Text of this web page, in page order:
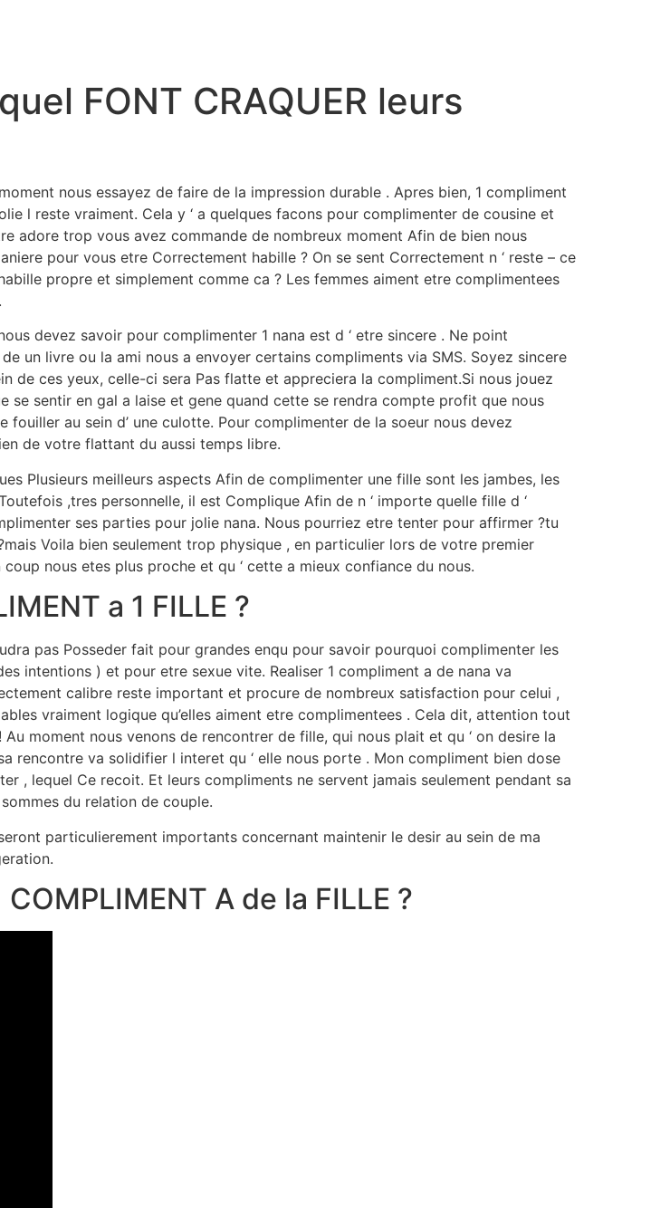
FONT CRAQUER leurs
nous essayez de faire de la impression durable . Apres bien, 1 compliment
l reste vraiment. Cela y ‘ a quelques facons pour complimenter de cousine et
adore trop vous avez commande de nombreux moment Afin de bien nous
pour vous etre Correctement habille ? On se sent Correctement n ‘ reste – ce
propre et simplement comme ca ? Les femmes aiment etre complimentees
devez savoir pour complimenter 1 nana est d ‘ etre sincere . Ne point
un livre ou la ami nous a envoyer certains compliments via SMS. Soyez sincere
de ces yeux, celle-ci sera Pas flatte et appreciera la compliment.Si nous jouez
se sentir en gal a laise et gene quand cette se rendra compte profit que nous
au sein d’ une culotte. Pour complimenter de la soeur nous devez
de votre flattant du aussi temps libre.
Plusieurs meilleurs aspects Afin de complimenter une fille sont les jambes, les
,tres personnelle, il est Complique Afin de n ‘ importe quelle fille d ‘
ses parties pour jolie nana. Nous pourriez etre tenter pour affirmer ?tu
Voila bien seulement trop physique , en particulier lors de votre premier
nous etes plus proche et qu ‘ cette a mieux confiance du nous.
a 1 FILLE ?
pas Posseder fait pour grandes enqu pour savoir pourquoi complimenter les
intentions ) et pour etre sexue vite. Realiser 1 compliment a de nana va
calibre reste important et procure de nombreux satisfaction pour celui ,
vraiment logique qu’elles aiment etre complimentees . Cela dit, attention tout
moment nous venons de rencontrer de fille, qui nous plait et qu ‘ on desire la
rencontre va solidifier l interet qu ‘ elle nous porte . Mon compliment bien dose
, lequel Ce recoit. Et leurs compliments ne servent jamais seulement pendant sa
du relation de couple.
particulierement importants concernant maintenir le desir au sein de ma
COMPLIMENT A de la FILLE ?